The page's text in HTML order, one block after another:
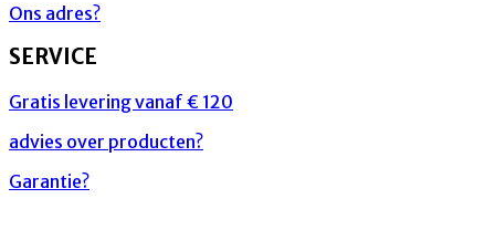
Ons adres?
SERVICE
Gratis levering vanaf € 120
advies over producten?
Garantie?